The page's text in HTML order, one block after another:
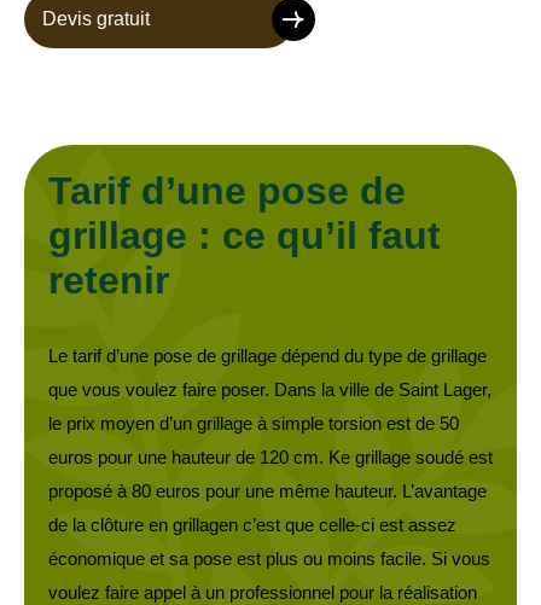
Devis gratuit
Tarif d’une pose de
grillage : ce qu’il faut
retenir
Le tarif d’une pose de grillage dépend du type de grillage
que vous voulez faire poser. Dans la ville de Saint Lager,
le prix moyen d’un grillage à simple torsion est de 50
euros pour une hauteur de 120 cm. Ke grillage soudé est
proposé à 80 euros pour une même hauteur. L’avantage
de la clôture en grillagen c’est que celle-ci est assez
économique et sa pose est plus ou moins facile. Si vous
voulez faire appel à un professionnel pour la réalisation